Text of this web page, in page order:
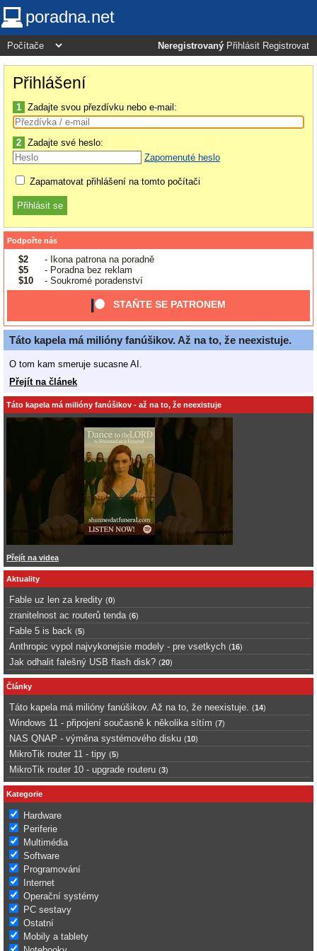
poradna.net
Neregistrovaný Přihlásit Registrovat
Přihlášení
1 Zadajte svou přezdívku nebo e-mail:
2 Zadajte své heslo:
Zapomenuté heslo
Zapamatovat přihlášení na tomto počítači
Podpořte nás
$2
- Ikona patrona na poradně
$5
- Poradna bez reklam
$10
- Soukromé poradenství
STAŇTE SE PATRONEM
Táto kapela má milióny fanúšikov. Až na to, že neexistuje.
O tom kam smeruje sucasne AI.
Přejít na článek
Táto kapela má milióny fanúšikov - až na to, že neexistuje
Přejít na videa
Aktuality
Fable uz len za kredity (0)
zranitelnost ac routerů tenda (6)
Fable 5 is back (5)
Anthropic vypol najvykonejsie modely - pre vsetkych (16)
Jak odhalit falešný USB flash disk? (20)
Články
Táto kapela má milióny fanúšikov. Až na to, že neexistuje. (14)
Windows 11 - připojení současně k několika sítím (7)
NAS QNAP - výměna systémového disku (10)
MikroTik router 11 - tipy (5)
MikroTik router 10 - upgrade routeru (3)
Kategorie
Hardware
Periferie
Multimédia
Software
Programování
Internet
Operační systémy
PC sestavy
Ostatní
Mobily a tablety